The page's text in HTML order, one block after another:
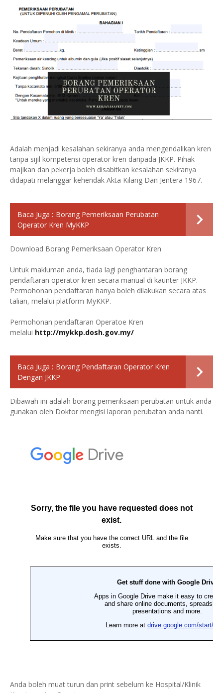
Adalah menjadi kesalahan sekiranya anda mengendalikan kren
tanpa sijil kompetensi operator kren daripada JKKP. Pihak
majikan dan pekerja boleh disabitkan kesalahan sekiranya
didapati melanggar kehendak Akta Kilang Dan Jentera 1967.
Baca Juga : Borang Pemeriksaan Perubatan
Operator Kren MyKKP
Download Borang Pemeriksaan Operator Kren
Untuk makluman anda, tiada lagi penghantaran borang
pendaftaran operator kren secara manual di kaunter JKKP.
Permohonan pendaftaran hanya boleh dilakukan secara atas
talian, melalui platform MyKKP.
Permohonan pendaftaran Operatoe Kren
melalui http://mykkp.dosh.gov.my/
Baca Juga : Borang Pendaftaran Operator Kren
Dengan JKKP
Dibawah ini adalah borang pemeriksaan perubatan untuk anda
gunakan oleh Doktor mengisi laporan perubatan anda nanti.
Anda boleh muat turun dan print sebelum ke Hospital/Klinik